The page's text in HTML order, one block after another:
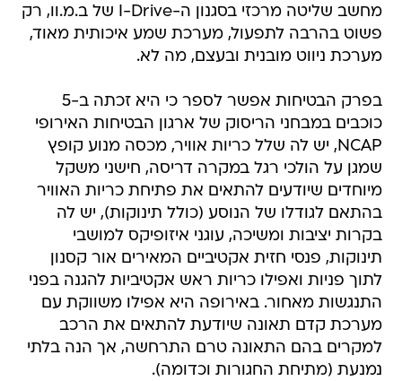
מחשב שליטה מרכזי בסגנון ה-I-Drive של ב.מ.וו, רק
פשוט בהרבה לתפעול, מערכת שמע איכותית מאוד,
מערכת ניווט מובנית ובעצם, מה לא.
בפרק הבטיחות אפשר לספר כי היא זכתה ב-5
כוכבים במבחני הריסוק של ארגון הבטיחות האירופי
NCAP, יש לה שלל כריות אוויר, מכסה מנוע קופץ
שמגן על הולכי רגל במקרה דריסה, חישני משקל
מיוחדים שיודעים להתאים את פתיחת כריות האוויר
בהתאם לגודלו של הנוסע (כולל תינוקות), יש לה
בקרות יציבות ומשיכה, עוגני איזופיקס למושבי
תינוקות, פנסי חזית אקטיביים המאירים אור קסנון
לתוך פניות ואפילו כריות ראש אקטיביות להגנה בפני
התנגשות מאחור. באירופה היא אפילו משווקת עם
מערכת קדם תאונה שיודעת להתאים את הרכב
למקרים בהם התאונה טרם התרחשה, אך הנה בלתי
נמנעת (מתיחת החגורות וכדומה).